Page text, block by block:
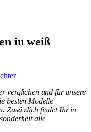
in weiß
verglichen und für unsere
besten Modelle
Zusätzlich findet Ihr in
alle